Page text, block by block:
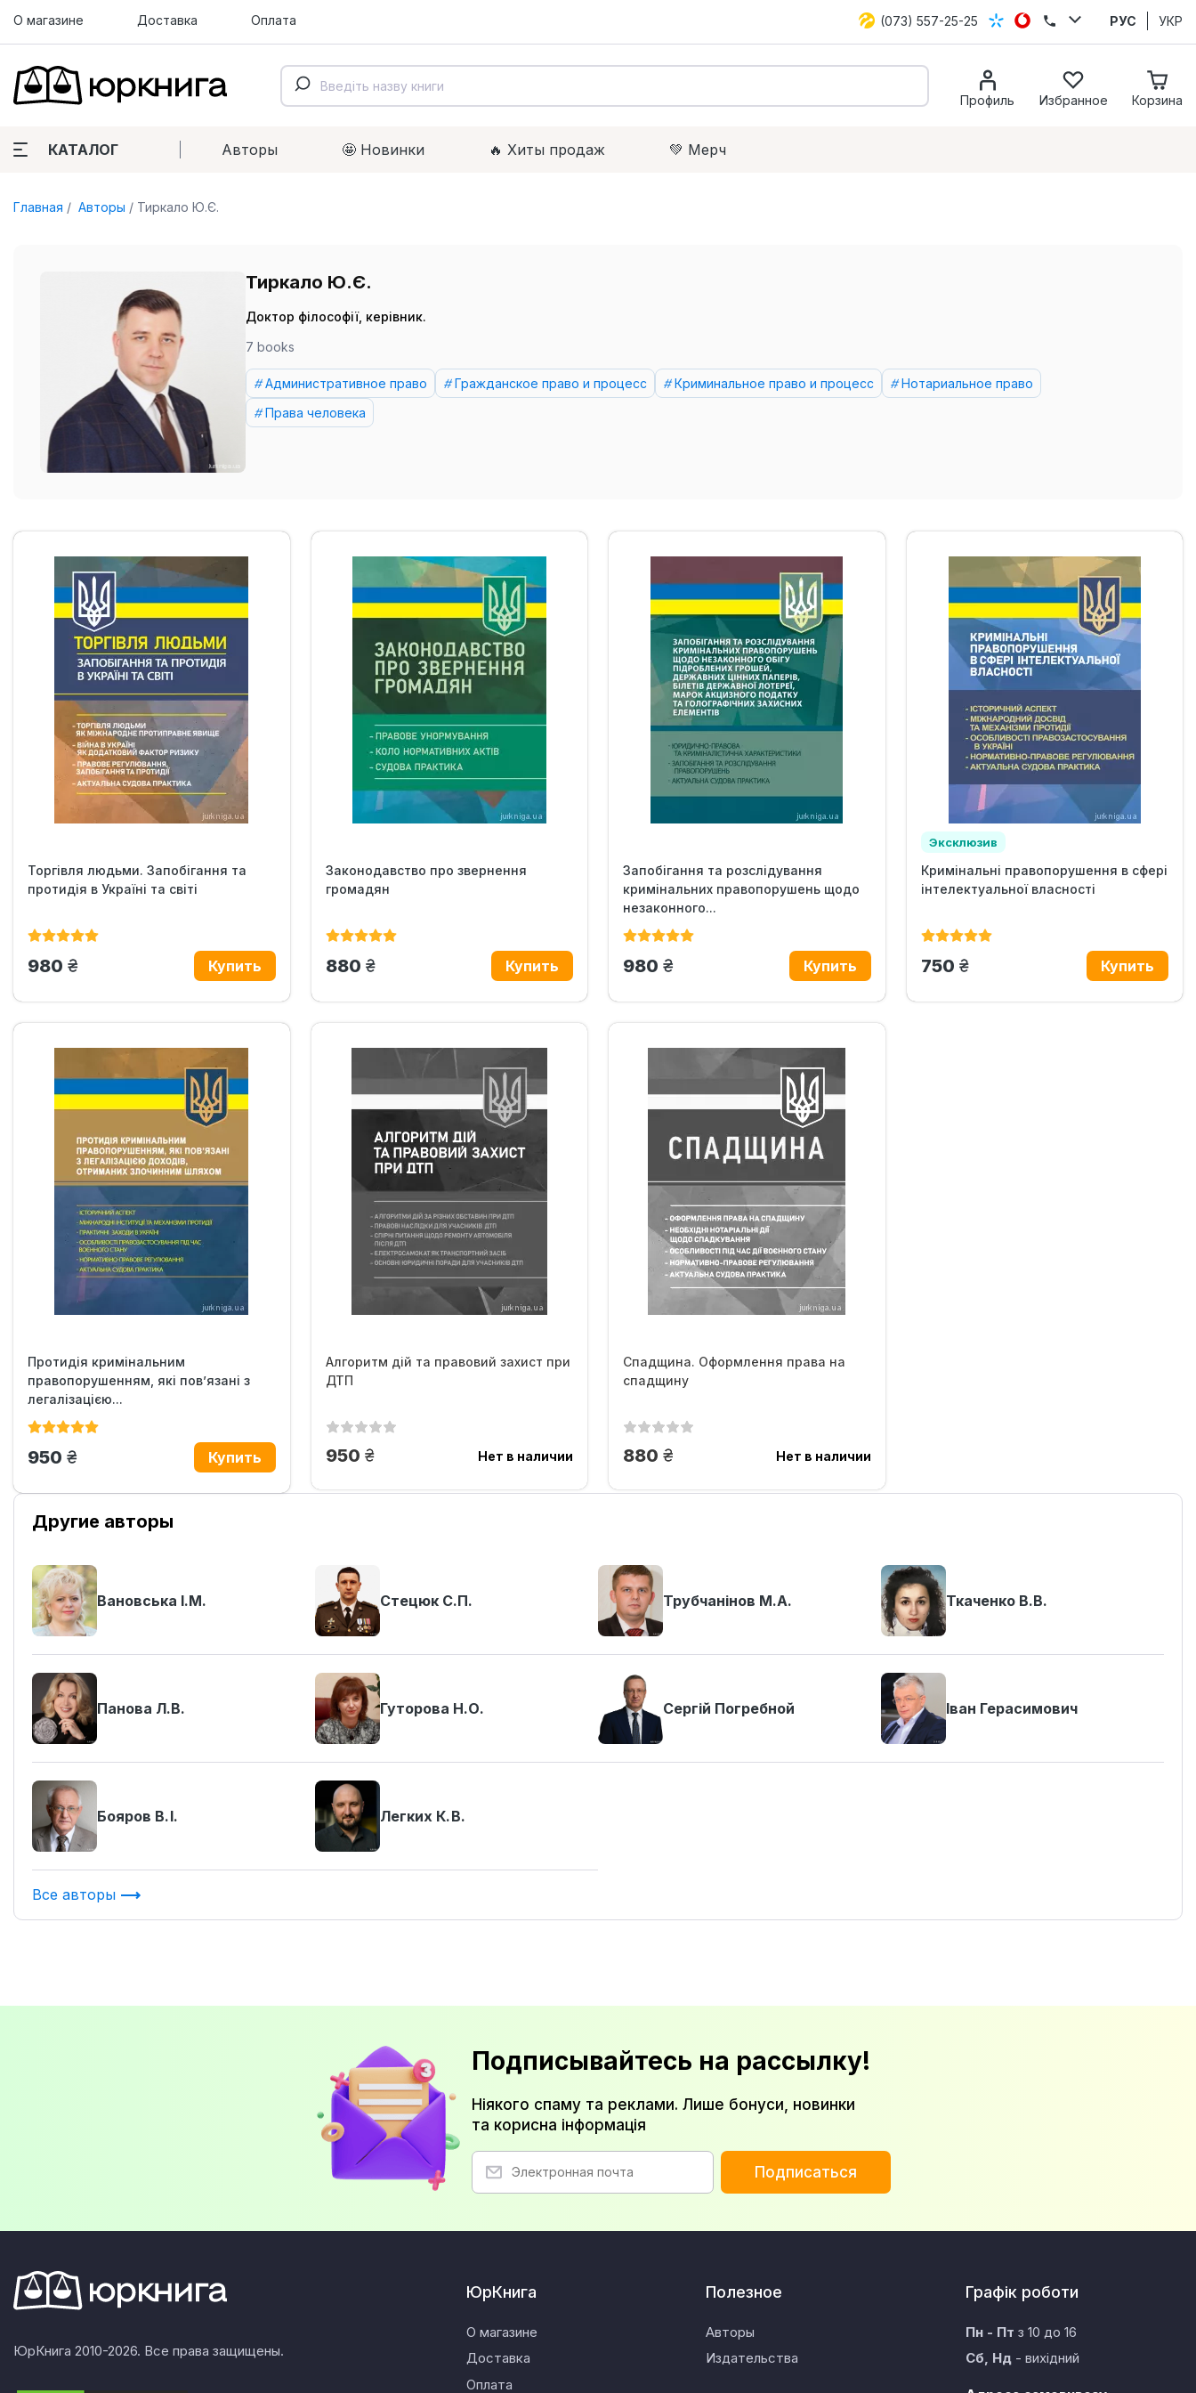
О магазине Доставка Оплата (073) 557-25-25 РУС УКР
Профиль Избранное Корзина
КАТАЛОГ Авторы 🤩 Новинки 🔥 Xиты продаж 💚 Мерч
Главная Авторы Тиркало Ю.Є.
Тиркало Ю.Є.
Доктор філософії, керівник.
7 books
Административное право Гражданское право и процесс Криминальное право и процесс
Нотариальное право
Права человека
Торгівля людьми. Запобігання та
протидія в Україні та світі
980 грн.
Законодавство про звернення
громадян
880 грн.
Запобігання та розслідування
кримінальних правопорушень щодо
незаконного...
980 грн.
Эксклюзив
Кримінальні правопорушення в сфері
інтелектуальної власності
750 грн.
Протидія кримінальним
правопорушенням, які пов’язані з
легалізацією...
950 грн.
Алгоритм дій та правовий захист при
ДТП
950 грн. Нет в наличии
Спадщина. Оформлення права на
спадщину
880 грн. Нет в наличии
Другие авторы
Вановська І.М. Стецюк С.П. Трубчанінов М.А. Ткаченко В.В.
Панова Л.В. Гуторова Н.О. Сергій Погребной Іван Герасимович
Бояров В. І. Легких К. В.
Все авторы
Подписывайтесь на рассылку!
Ніякого спаму та реклами. Лише бонуси, новинки
та корисна інформація
Подписаться
ЮрКнига 2010-2026. Все права защищены.
ЮрКнига
О магазине
Доставка
Оплата
Полезное
Авторы
Издательства
Графік роботи
Пн - Пт з 10 до 16
Сб, Нд- вихідний